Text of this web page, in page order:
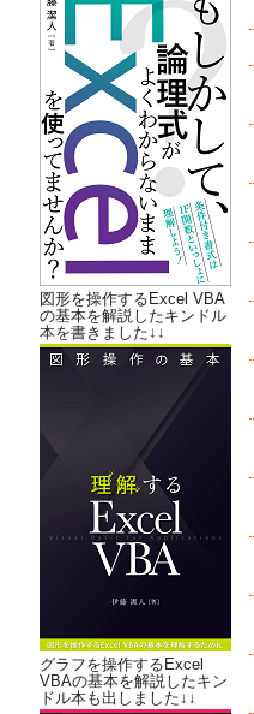
図形を操作するExcel VBA
の基本を解説したキンドル
本を書きました↓↓
グラフを操作するExcel
VBAの基本を解説したキン
ドル本も出しました↓↓